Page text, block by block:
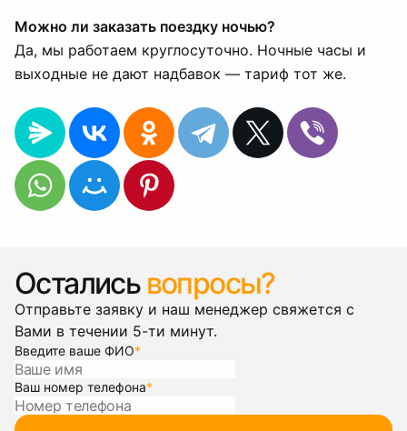
Можно ли заказать поездку ночью?
Да, мы работаем круглосуточно. Ночные часы и
выходные не дают надбавок — тариф тот же.
Остались вопросы?
Отправьте заявку и наш менеджер свяжется с
Вами в течении 5-ти минут.
Введите ваше ФИО*
Ваш номер телефона*